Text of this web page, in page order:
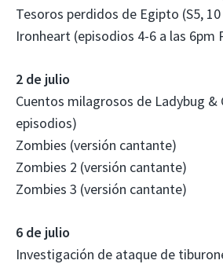
Tesoros perdidos de Egipto (S5,
Ironheart (episodios 4-6 a las 6pm
2 de julio
Cuentos milagrosos de Ladybug &
episodios)
Zombies (versión cantante)
Zombies 2 (versión cantante)
Zombies 3 (versión cantante)
6 de julio
Investigación de ataque de